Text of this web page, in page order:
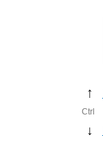
↑
Ctrl
↓